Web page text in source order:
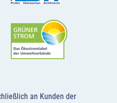
an Kunden der